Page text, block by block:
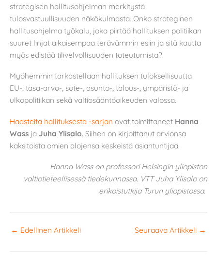
strategisen hallitusohjelman merkitystä
tulosvastuullisuuden näkökulmasta. Onko strateginen
hallitusohjelma työkalu, joka piirtää hallituksen politiikan
suuret linjat aikaisempaa terävämmin esiin ja sitä kautta
myös edistää tilivelvollisuuden toteutumista?
Myöhemmin tarkastellaan hallituksen tuloksellisuutta
EU-, tasa-arvo-, sote-, asunto-, talous-, ympäristö- ja
ulkopolitiikan sekä valtiosääntöoikeuden valossa.
Haasteita hallituksesta -sarjan ovat toimittaneet Hanna
Wass ja Juha Ylisalo. Siihen on kirjoittanut arvionsa
kaksitoista omien alojensa keskeistä asiantuntijaa.
Hanna Wass on professori Helsingin yliopiston
valtiotieteellisessä tiedekunnassa. VTT Juha Ylisalo on
erikoistutkija Turun yliopistossa.
← Edellinen Artikkeli Seuraava Artikkeli →